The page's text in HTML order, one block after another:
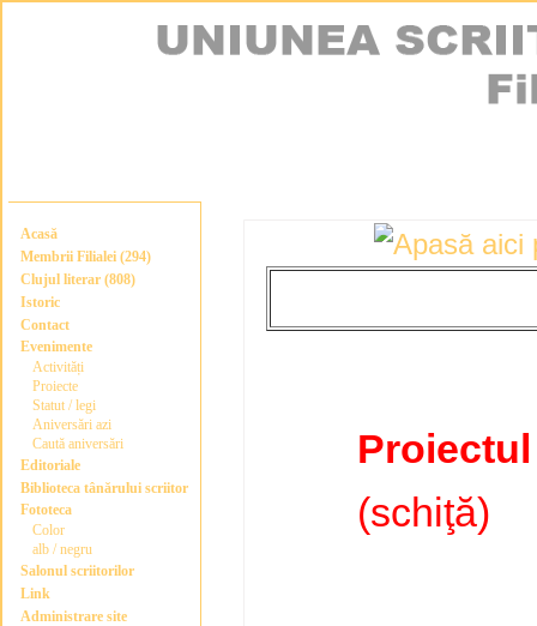
Acasă
Membrii Filialei (294)
Clujul literar (808)
Istoric
Contact
Evenimente
Activități
Proiecte
Statut / legi
Aniversări azi
Caută aniversări
Editoriale
Biblioteca tânărului scriitor
Fototeca
Color
alb / negru
Salonul scriitorilor
Link
Administrare site
(schiţă)